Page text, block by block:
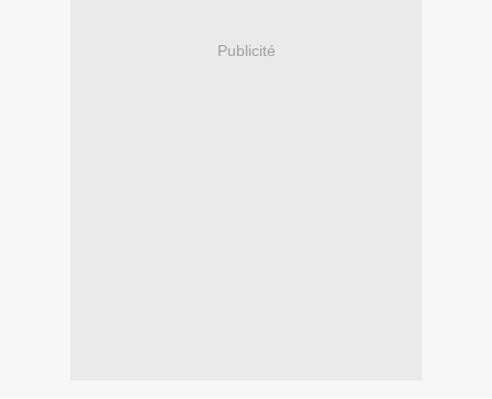
Publicité